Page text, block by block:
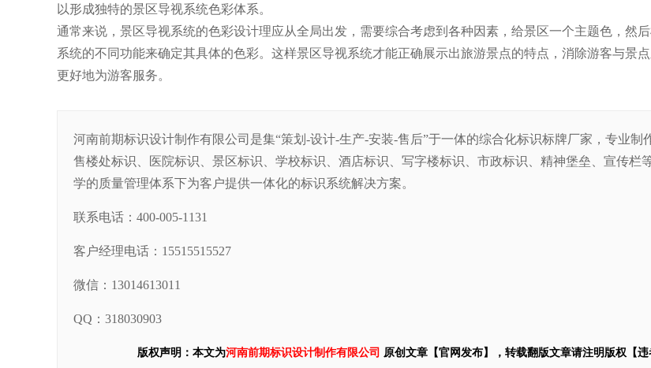
以形成独特的景区导视系统色彩体系。
通常来说，景区导视系统的色彩设计理应从全局出发，需要综合考虑到各种因素，给景区一个主题色，然
系统的不同功能来确定其具体的色彩。这样景区导视系统才能正确展示出旅游景点的特点，消除游客与景
更好地为游客服务。
河南前期标识设计制作有限公司是集“策划-设计-生产-安装-售后”于一体的综合化标识标牌厂家，专业制
售楼处标识、医院标识、景区标识、学校标识、酒店标识、写字楼标识、市政标识、精神堡垒、宣传栏
学的质量管理体系下为客户提供一体化的标识系统解决方案。
联系电话：400-005-1131
客户经理电话：15515515527
微信：13014613011
QQ：318030903
版权声明：本文为河南前期标识设计制作有限公司 原创文章【官网发布】，转载翻版文章请注明版权【违